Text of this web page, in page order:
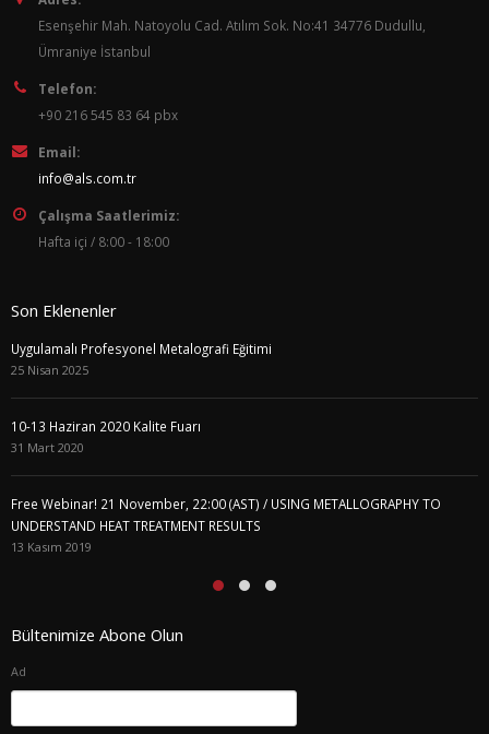
Esenşehir Mah. Natoyolu Cad. Atılım Sok. No:41 34776 Dudullu,
Ümraniye İstanbul
Telefon:
+90 216 545 83 64 pbx
Email:
info@als.com.tr
Çalışma Saatlerimiz:
Hafta içi / 8:00 - 18:00
Son Eklenenler
Uygulamalı Profesyonel Metalografi Eğitimi
25 Nisan 2025
10-13 Haziran 2020 Kalite Fuarı
31 Mart 2020
Free Webinar! 21 November, 22:00 (AST) / USING METALLOGRAPHY TO
UNDERSTAND HEAT TREATMENT RESULTS
13 Kasım 2019
Bültenimize Abone Olun
Ad